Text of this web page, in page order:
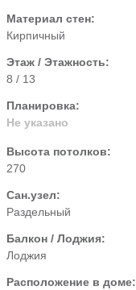
Материал стен:
Кирпичный
Этаж / Этажность:
8 / 13
Планировка:
Не указано
Высота потолков:
270
Сан.узел:
Раздельный
Балкон / Лоджия:
Лоджия
Расположение в доме: